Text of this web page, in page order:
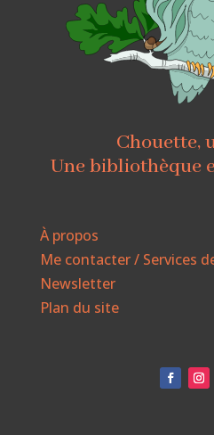
Chouette,
Une bibliothèque
À propos
Me contacter / Services
Newsletter
Plan du site